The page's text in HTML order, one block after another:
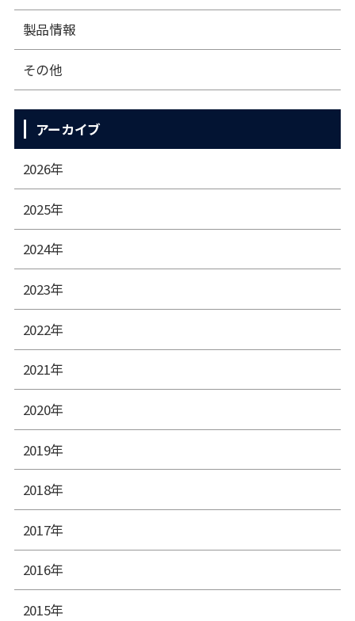
製品情報
その他
アーカイブ
2026年
2025年
2024年
2023年
2022年
2021年
2020年
2019年
2018年
2017年
2016年
2015年